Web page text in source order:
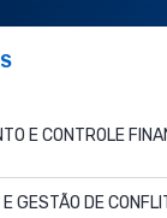
E CONTROLE
GESTÃO DE